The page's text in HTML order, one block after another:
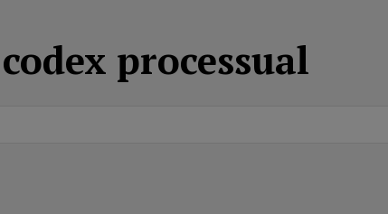
codex processual